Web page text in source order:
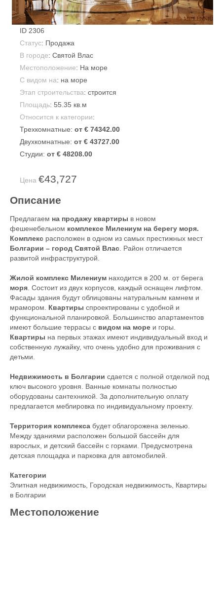
ID 2306
Статус: Продажа
В городе: Святой Влас
Местоположение: На море
С видом на: на море
Этап строительства: строится
Площадь: 55.35 кв.м
Относится к категории:
Трехкомнатные: от € 74342.00
Двухкомнатные: от € 43727.00
Студии: от € 48208.00
Цена €43,727
Описание
Предлагаем на продажу квартиры в новом
фешенебельном комплексе Милениум на берегу моря.
Комплекс расположен в одном из самых престижных мест
Болгарии – город Святой Влас. Район отличается
развитой инфраструктурой.
Жилой комплекс Милениум находится в 200 м. от берега
моря. Состоит из двух корпусов, каждый оснащен лифтом.
Фасады здания будут облицованы натуральным камнем и
мрамором. Квартиры спроектированы с удобной и
функциональной планировкой. Большинство апартаментов
имеют большие террасы с видом на море и горы.
Квартиры на первых этажах имеют индивидуальный вход и
собственную лужайку, что очень удобно для проживания с
детьми.
Недвижимость в Болгарии сдается с полной отделкой под
ключ высокого уровня. Ванные комнаты полностью
оборудованы сантехникой. За дополнительную оплату
предлагается меблировка по индивидуальному проекту.
Территория комплекса будет облагорожена зеленью.
Между зданиями расположен большой бассейн для
взрослых, и детский бассейн с горками. Предусмотрена
детская площадка и парковка для автомобилей.
Категории
Элитная недвижимость, Городская недвижимость, Квартиры
в Болгарии
Местоположение